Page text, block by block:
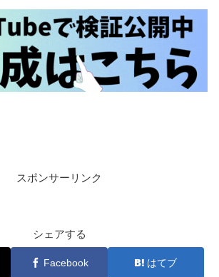
スポンサーリンク
シェアする
Facebook はてブ